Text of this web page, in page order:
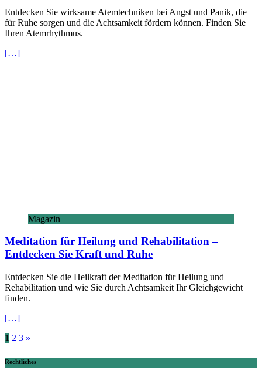
Entdecken Sie wirksame Atemtechniken bei Angst und Panik, die
für Ruhe sorgen und die Achtsamkeit fördern können. Finden Sie
Ihren Atemrhythmus.
[…]
Magazin
Meditation für Heilung und Rehabilitation –
Entdecken Sie Kraft und Ruhe
Entdecken Sie die Heilkraft der Meditation für Heilung und
Rehabilitation und wie Sie durch Achtsamkeit Ihr Gleichgewicht
finden.
[…]
Seitennummerierung
der
1 2 3 »
Rechtliches